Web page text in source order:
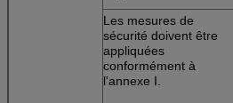
Les mesures de
sécurité doivent être
appliquées
conformément à
l'annexe I.